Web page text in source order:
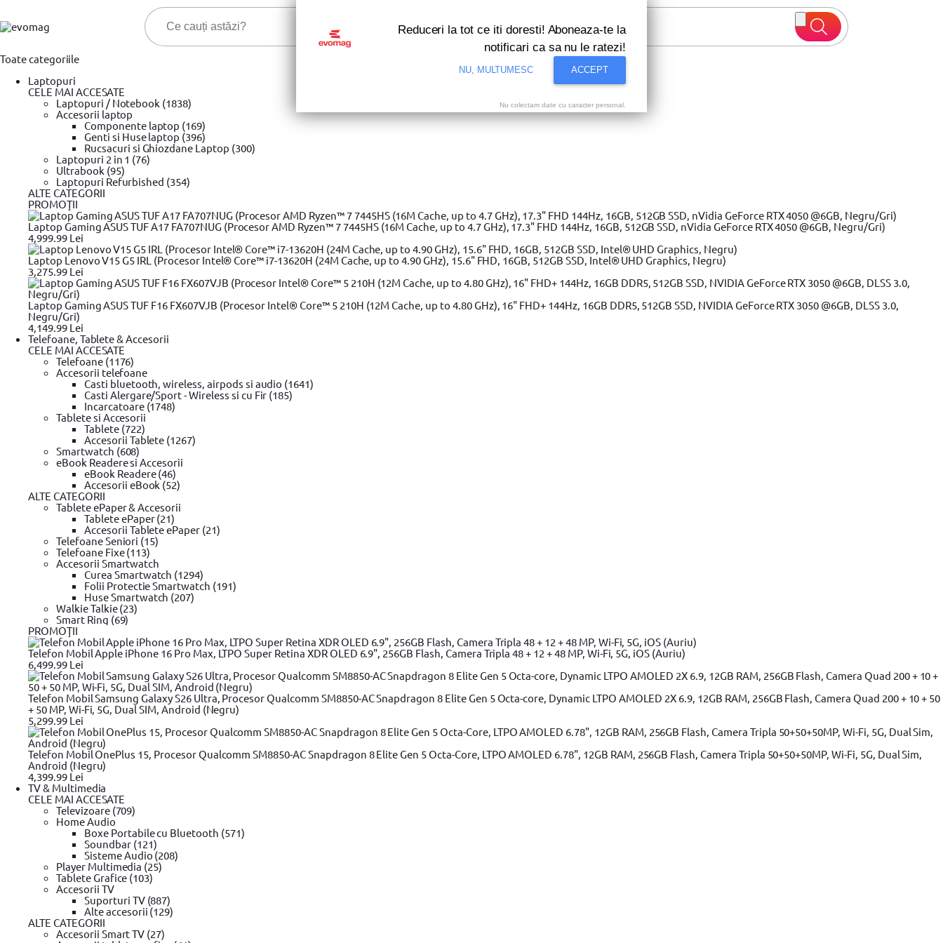
Toate categoriile
Laptopuri
CELE MAI ACCESATE
Laptopuri / Notebook (1838)
Accesorii laptop
Componente laptop (169)
Genti si Huse laptop (396)
Rucsacuri si Ghiozdane Laptop (300)
Laptopuri 2 in 1 (76)
Ultrabook (95)
Laptopuri Refurbished (354)
ALTE CATEGORII
PROMOŢII
Laptop Gaming ASUS TUF A17 FA707NUG (Procesor AMD Ryzen™ 7 7445HS (16M Cache, up to 4.7 GHz), 17.3" FHD 144Hz, 16GB, 512GB SSD, nVidia GeForce RTX 4050 @6GB, Negru/Gri)
4,999.99 Lei
Laptop Lenovo V15 G5 IRL (Procesor Intel® Core™ i7-13620H (24M Cache, up to 4.90 GHz), 15.6" FHD, 16GB, 512GB SSD, Intel® UHD Graphics, Negru)
3,275.99 Lei
Laptop Gaming ASUS TUF F16 FX607VJB (Procesor Intel® Core™ 5 210H (12M Cache, up to 4.80 GHz), 16" FHD+ 144Hz, 16GB DDR5, 512GB SSD, NVIDIA GeForce RTX 3050 @6GB, DLSS 3.0,
Negru/Gri)
4,149.99 Lei
Telefoane, Tablete & Accesorii
CELE MAI ACCESATE
Telefoane (1176)
Accesorii telefoane
Casti bluetooth, wireless, airpods si audio (1641)
Casti Alergare/Sport - Wireless si cu Fir (185)
Incarcatoare (1748)
Tablete si Accesorii
Tablete (722)
Accesorii Tablete (1267)
Smartwatch (608)
eBook Readere si Accesorii
eBook Readere (46)
Accesorii eBook (52)
ALTE CATEGORII
Tablete ePaper & Accesorii
Tablete ePaper (21)
Accesorii Tablete ePaper (21)
Telefoane Seniori (15)
Telefoane Fixe (113)
Accesorii Smartwatch
Curea Smartwatch (1294)
Folii Protectie Smartwatch (191)
Huse Smartwatch (207)
Walkie Talkie (23)
Smart Ring (69)
PROMOŢII
Telefon Mobil Apple iPhone 16 Pro Max, LTPO Super Retina XDR OLED 6.9", 256GB Flash, Camera Tripla 48 + 12 + 48 MP, Wi-Fi, 5G, iOS (Auriu)
6,499.99 Lei
Telefon Mobil Samsung Galaxy S26 Ultra, Procesor Qualcomm SM8850-AC Snapdragon 8 Elite Gen 5 Octa-core, Dynamic LTPO AMOLED 2X 6.9, 12GB RAM, 256GB Flash, Camera Quad 200 + 10 + 50
+ 50 MP, Wi-Fi, 5G, Dual SIM, Android (Negru)
5,299.99 Lei
Telefon Mobil OnePlus 15, Procesor Qualcomm SM8850-AC Snapdragon 8 Elite Gen 5 Octa-Core, LTPO AMOLED 6.78", 12GB RAM, 256GB Flash, Camera Tripla 50+50+50MP, Wi-Fi, 5G, Dual Sim,
Android (Negru)
4,399.99 Lei
TV & Multimedia
CELE MAI ACCESATE
Televizoare (709)
Home Audio
Boxe Portabile cu Bluetooth (571)
Soundbar (121)
Sisteme Audio (208)
Player Multimedia (25)
Tablete Grafice (103)
Accesorii TV
Suporturi TV (887)
Alte accesorii (129)
ALTE CATEGORII
Accesorii Smart TV (27)
Prima pagina »Unelte si scule »Trusa chei & Unelte
Cheie dinamometrica 1/2, YATO YT-0761, 40-210 Nm
Plata cu
cardul în rate
Cheie dinamometrica 1/2, YATO YT-0761, 40-210 Nm
0 review-uri
In stoc furnizor
Solicita postare in SICAP
Adaugă la wishlist
Ridica din locker / punct ridicare
Din Showroom-ul evomag:
Poate fi ridicat in 18 zile dupa ora 09:00
Livrare prin curier:
Se livreaza in 19 zile pana in ora 18:00
Garantie standard
Alerta pret!
Pret actual:
Vreau sa aflu primul ofertele zilnice!
ComparăIntrebare tehnică?
Produse recomandate
Scurta descriere
Detalii tehnice
Review-uri
638
lei
(TVA inclus)
In stoc furnizor
Cheie dinamometrica 1/2, YATO YT-0761, 40-210 Nm
Descrierea produsului Cheie dinamometrica 1/2, YATO YT-0761, 40-210 Nm
Caracteristici tehnice:
Reduceri la tot ce iti doresti! Aboneaza-te la
notificari ca sa nu le ratezi!
NU, MULTUMESC ACCEPT
Nu colectam date cu caracter personal.